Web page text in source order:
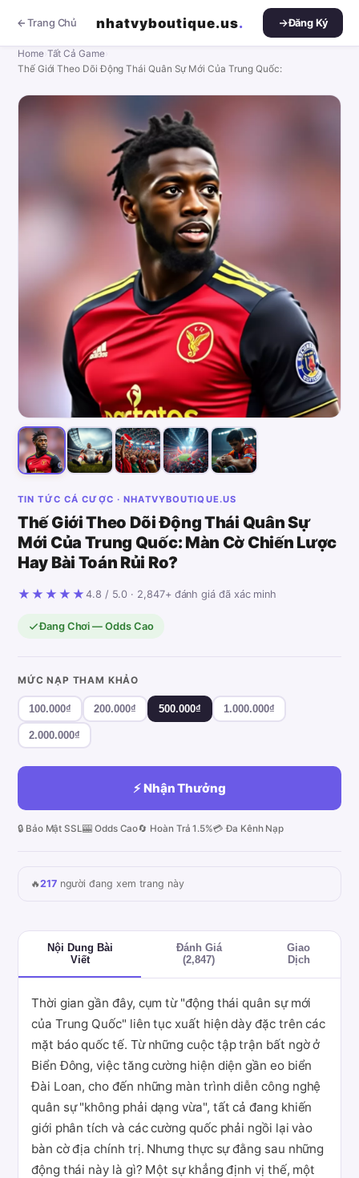
Trang Chủ nhatvyboutique.us. Đăng Ký
Home› Tất Cả Game›
Thế Giới Theo Dõi Động Thái Quân Sự Mới Của Trung Quốc:
TIN TỨC CÁ CƯỢC · NHATVYBOUTIQUE.US
Thế Giới Theo Dõi Động Thái Quân Sự
Mới Của Trung Quốc: Màn Cờ Chiến Lược
Hay Bài Toán Rủi Ro?
★★★★★ 4.8 / 5.0 · 2,847+ đánh giá đã xác minh
Đang Chơi — Odds Cao
MỨC NẠP THAM KHẢO
100.000₫ 200.000₫ 500.000₫ 1.000.000₫
2.000.000₫
⚡ Nhận Thưởng
🔒 Bảo Mật SSL🎰 Odds Cao🔄 Hoàn Trả 1.5%💳 Đa Kênh Nạp
🔥217người đang xem trang này
Nội Dung Bài
Viết
Đánh Giá
(2,847)
Giao
Dịch
Thời gian gần đây, cụm từ "động thái quân sự mới
của Trung Quốc" liên tục xuất hiện dày đặc trên các
mặt báo quốc tế. Từ những cuộc tập trận bất ngờ ở
Biển Đông, việc tăng cường hiện diện gần eo biển
Đài Loan, cho đến những màn trình diễn công nghệ
quân sự "không phải dạng vừa", tất cả đang khiến
giới phân tích và các cường quốc phải ngồi lại vào
bàn cờ địa chính trị. Nhưng thực sự đằng sau những
động thái này là gì? Một sự khẳng định vị thế, một